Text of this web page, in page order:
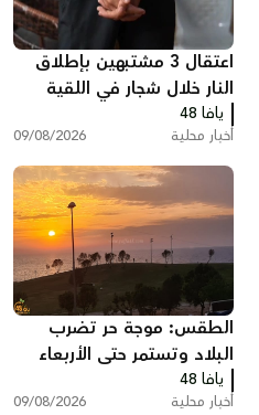
اعتقال 3 مشتبهين بإطلاق
النار خلال شجار في اللقية
يافا 48
أخبار محلية 09/08/2026
الطقس: موجة حر تضرب
البلاد وتستمر حتى الأربعاء
يافا 48
أخبار محلية 09/08/2026